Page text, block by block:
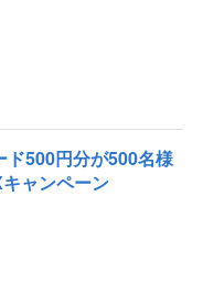
500円分が500名様
ャンペーン